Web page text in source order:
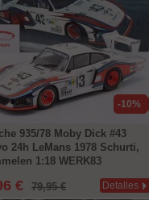
-10%
935/78 Moby Dick #43
24h LeMans 1978 Schurti,
1:18 WERK83
€ 79,95 € Detalles